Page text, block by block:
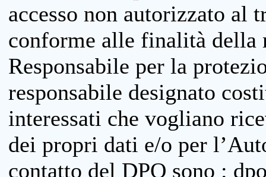
accesso non autorizzato al
conforme alle finalità della
Responsabile per la
responsabile designato
interessati che vogliano
dei propri dati e/o per
contatto del DPO sono :